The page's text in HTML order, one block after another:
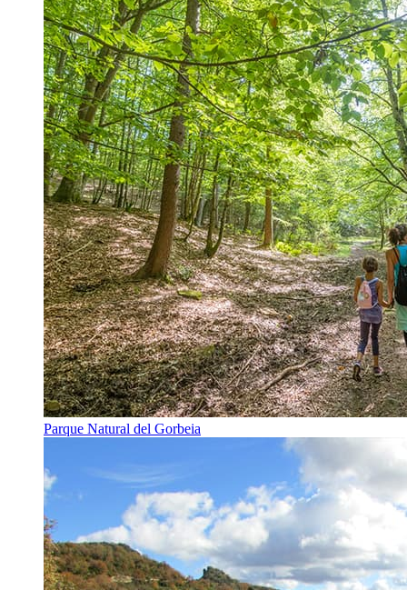
Parque Natural del Gorbeia